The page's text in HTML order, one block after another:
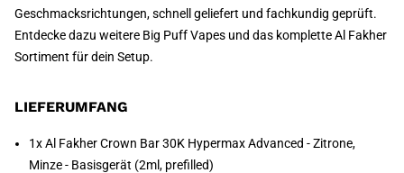
Geschmacksrichtungen, schnell geliefert und fachkundig geprüft.
Entdecke dazu weitere Big Puff Vapes und das komplette Al Fakher
Sortiment für dein Setup.
LIEFERUMFANG
1x Al Fakher Crown Bar 30K Hypermax Advanced - Zitrone,
Minze - Basisgerät (2ml, prefilled)